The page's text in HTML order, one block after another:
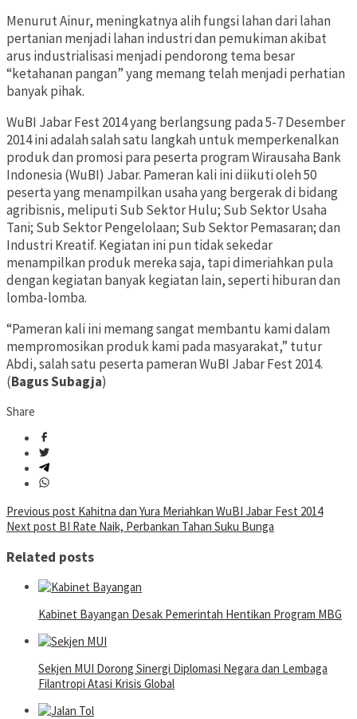
Menurut Ainur, meningkatnya alih fungsi lahan dari lahan
pertanian menjadi lahan industri dan pemukiman akibat
arus industrialisasi menjadi pendorong tema besar
“ketahanan pangan” yang memang telah menjadi perhatian
banyak pihak.
WuBI Jabar Fest 2014 yang berlangsung pada 5-7 Desember
2014 ini adalah salah satu langkah untuk memperkenalkan
produk dan promosi para peserta program Wirausaha Bank
Indonesia (WuBI) Jabar. Pameran kali ini diikuti oleh 50
peserta yang menampilkan usaha yang bergerak di bidang
agribisnis, meliputi Sub Sektor Hulu; Sub Sektor Usaha
Tani; Sub Sektor Pengelolaan; Sub Sektor Pemasaran; dan
Industri Kreatif. Kegiatan ini pun tidak sekedar
menampilkan produk mereka saja, tapi dimeriahkan pula
dengan kegiatan banyak kegiatan lain, seperti hiburan dan
lomba-lomba.
“Pameran kali ini memang sangat membantu kami dalam
mempromosikan produk kami pada masyarakat,” tutur
Abdi, salah satu peserta pameran WuBI Jabar Fest 2014.
(Bagus Subagja)
Share
Post
navigation
Previous post Kahitna dan Yura Meriahkan WuBI Jabar Fest 2014
Next post BI Rate Naik, Perbankan Tahan Suku Bunga
Related posts
Kabinet Bayangan Desak Pemerintah Hentikan Program MBG
Sekjen MUI Dorong Sinergi Diplomasi Negara dan Lembaga
Filantropi Atasi Krisis Global